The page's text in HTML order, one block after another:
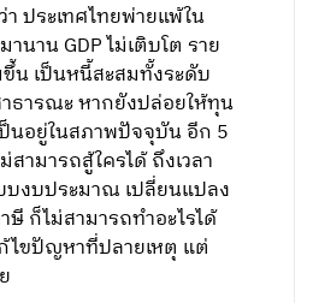
ประเทศไทยพ่ายแพ้ใน
นาน GDP ไม่เติบโต ราย
ขึ้น เป็นหนี้สะสมทั้งระดับ
ธารณะ หากยังปล่อยให้ทุน
นอยู่ในสภาพปัจจุบัน อีก 5
ามารถสู้ใครได้ ถึงเวลา
งบประมาณ เปลี่ยนแปลง
ก็ไม่สามารถทำอะไรได้
ไขปัญหาที่ปลายเหตุ แต่